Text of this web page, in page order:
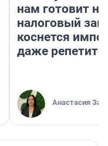
нам готовит
налоговый
коснется
даже
Анастасия